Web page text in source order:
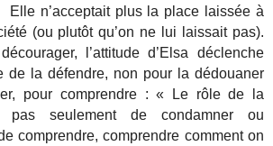
n’acceptait plus la place laissée à
(ou plutôt qu’on ne lui laissait pas).
l’attitude d’Elsa déclenche
de la défendre, non pour la dédouaner
pour comprendre : « Le rôle de la
seulement de condamner ou
comprendre, comprendre comment on